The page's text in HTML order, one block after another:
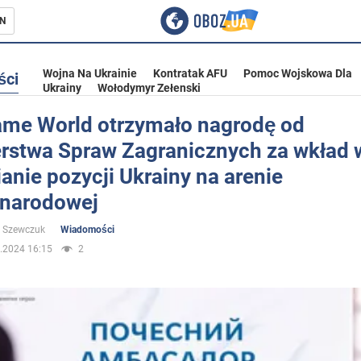
Ukrainie
Wojna Na Ukrainie Kontratak AFU
Pomoc Wojskowa Dla
Ukrainy
Wołodymyr Zełenski
World otrzymało nagrodę od
Spraw Zagranicznych za wkład
pozycji Ukrainy na arenie
Szewczuk
Wiadomości
16:15
2